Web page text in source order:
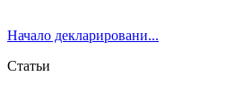
Начало декларировани...
Статьи